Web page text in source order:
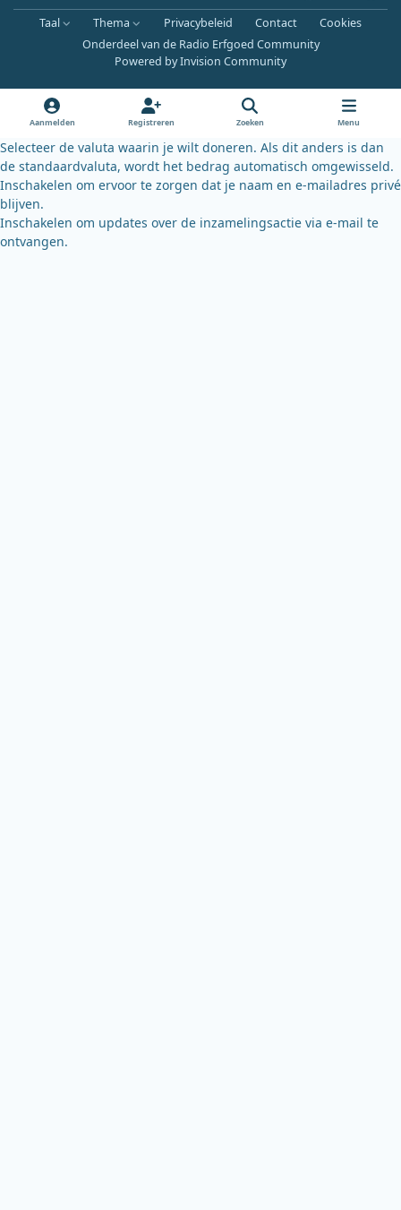
a
c
e
o
k
o
u
b
l
u
k
y
Taal Thema Privacybeleid Contact
Cookies
Onderdeel van de Radio Erfgoed Community
Powered byInvision Community
Aanmelden Registreren Zoeken Menu
Selecteer de valuta waarin je wilt doneren. Als dit anders is dan
de standaardvaluta, wordt het bedrag automatisch omgewisseld.
Inschakelen om ervoor te zorgen dat je naam en e-mailadres privé
blijven.
Inschakelen om updates over de inzamelingsactie via e-mail te
ontvangen.